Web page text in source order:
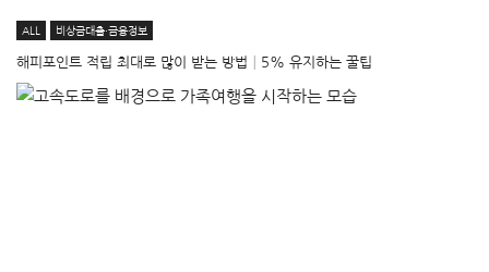
ALL 비상금대출·금융정보
해피포인트 적립 최대로 많이 받는 방법│5% 유지하는 꿀팁